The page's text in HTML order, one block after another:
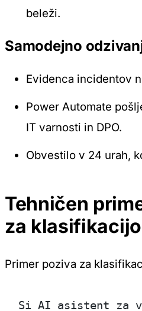
beleži.
Samodejno
Evidenca incidentov
Power Automate
IT varnosti in DPO.
Obvestilo v 24 urah,
Tehničen
za klasifikacijo
Primer poziva za
Si AI asistent za